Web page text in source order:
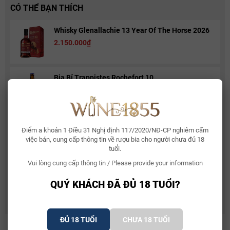
Điểm a khoản 1 Điều 31 Nghị định 117/2020/NĐ-CP nghiêm cấm
việc bán, cung cấp thông tin về rượu bia cho người chưa đủ 18
tuổi.
Vui lòng cung cấp thông tin / Please provide your information
QUÝ KHÁCH ĐÃ ĐỦ 18 TUỔI?
ĐỦ 18 TUỔI CHƯA 18 TUỔI
Ghi chú, nếm thử, hương vị của rượu vang Ý Amarone
MARNE 180 Tedeschi
CÓ THỂ BẠN THÍCH
Whisky Glenallachie 13 Year Of The Horse 2026
2.150.000₫
Bia Bỉ Trappistes Rochefort 10
Spumante
480.000₫
581.000₫
490.000₫
632.500₫